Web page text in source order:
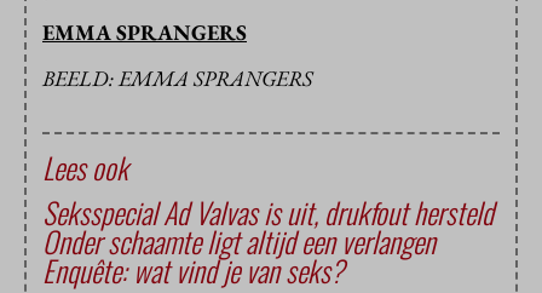
EMMA SPRANGERS
BEELD: EMMA SPRANGERS
Lees ook
Seksspecial Ad Valvas is uit, drukfout hersteld
Onder schaamte ligt altijd een verlangen
Enquête: wat vind je van seks?